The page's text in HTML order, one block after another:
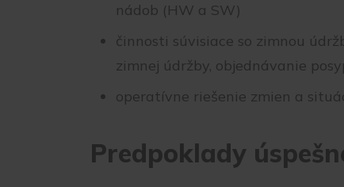
nádob (HW a SW)
činnosti súvisiace so zimnou
zimnej údržby, objednávanie
operatívne riešenie zmien a
Predpoklady